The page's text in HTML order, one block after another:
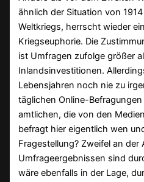
ähnlich der Situation von
Weltkriegs, herrscht wieder
Kriegseuphorie. Die
ist Umfragen zufolge größer
Inlandsinvestitionen.
Lebensjahren noch nie zu
täglichen Online-
amtlichen, die von den
befragt hier eigentlich wen
Fragestellung? Zweifel an der
Umfrageergebnissen sind
wäre ebenfalls in der Lage,